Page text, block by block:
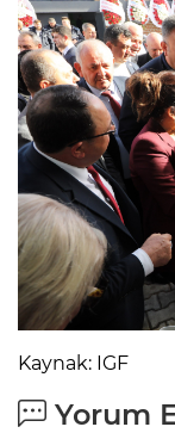
Kaynak: IGF
Yorum